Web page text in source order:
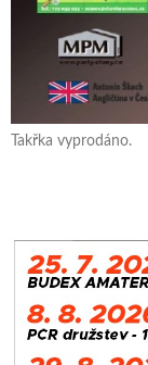
Takřka vyprodáno.